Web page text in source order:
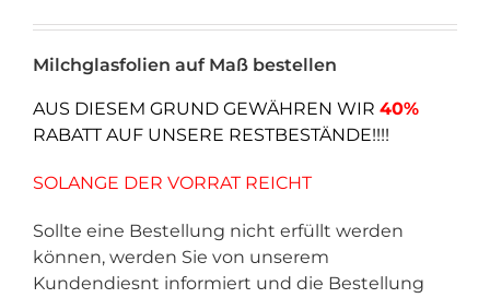
34.80 €26.03 €.
Milchglasfolien auf Maß bestellen
AUS DIESEM GRUND GEWÄHREN WIR 40%
RABATT AUF UNSERE RESTBESTÄNDE!!!!
SOLANGE DER VORRAT REICHT
Sollte eine Bestellung nicht erfüllt werden
können, werden Sie von unserem
Kundendiesnt informiert und die Bestellung